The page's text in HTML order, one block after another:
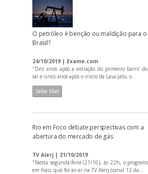
O petróleo é benção ou maldição para o
Brasil?
24/10/2019 | Exame.com
"Dez anos após a extração do primeiro barril
sal e cinco anos após o início da Lava-Jato, o...
Saiba Mais
Rio em Foco debate perspectivas com a
abertura do mercado de gás
TV Alerj | 21/10/2019
"Nesta segunda-feira (21/10), às 22h, o
em Foco, que foi ao ar na TV Alerj (canal 12 da...